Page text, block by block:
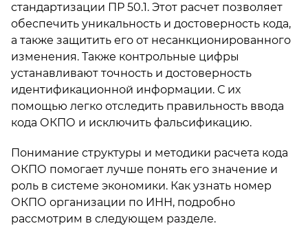
стандартизации ПР 50.1. Этот расчет позволяет
обеспечить уникальность и достоверность кода,
а также защитить его от несанкционированного
изменения. Также контрольные цифры
устанавливают точность и достоверность
идентификационной информации. С их
помощью легко отследить правильность ввода
кода ОКПО и исключить фальсификацию.
Понимание структуры и методики расчета кода
ОКПО помогает лучше понять его значение и
роль в системе экономики. Как узнать номер
ОКПО организации по ИНН, подробно
рассмотрим в следующем разделе.